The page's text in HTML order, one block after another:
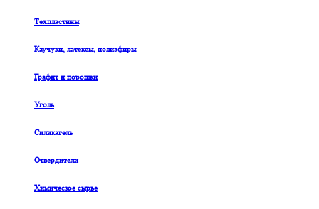
Техпластины
Каучуки, латексы, полиэфиры
Графит и порошки
Уголь
Силикагель
Отвердители
Химическое сырье